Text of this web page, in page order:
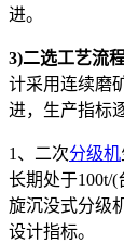
进。
3)二选工艺流程
计采用连续磨
进，生产指标
1、二次分级机
长期处于100t/
旋沉没式分级
设计指标。